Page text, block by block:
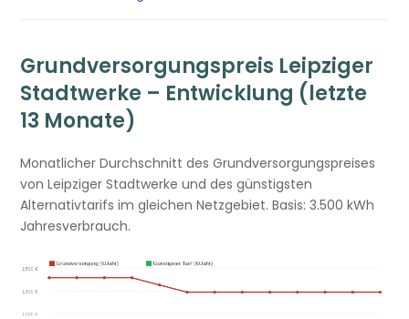
Grundversorgungspreis Leipziger
Stadtwerke – Entwicklung (letzte
13 Monate)
Monatlicher Durchschnitt des Grundversorgungspreises
von Leipziger Stadtwerke und des günstigsten
Alternativtarifs im gleichen Netzgebiet. Basis: 3.500 kWh
Jahresverbrauch.